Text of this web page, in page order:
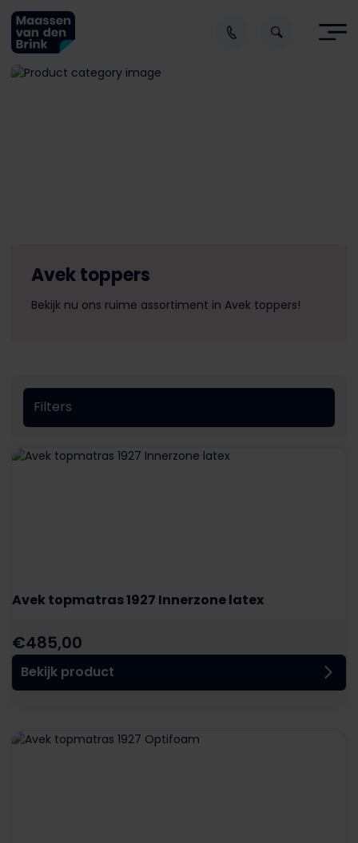
Avek toppers
Bekijk nu ons ruime assortiment in Avek toppers!
Filters
Avek topmatras 1927 Innerzone latex
€485,00
Bekijk product